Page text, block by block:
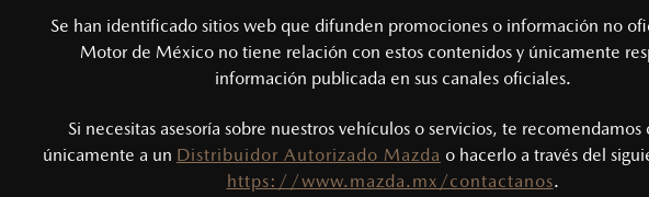
Se han identificado sitios web que difunden promociones o información no
Motor de México no tiene relación con estos contenidos y únicamente
información publicada en sus canales oficiales.
Si necesitas asesoría sobre nuestros vehículos o servicios, te recomendamos
únicamente a un Distribuidor Autorizado Mazda o hacerlo a través del
https://www.mazda.mx/contactanos.
Mazda BT-50